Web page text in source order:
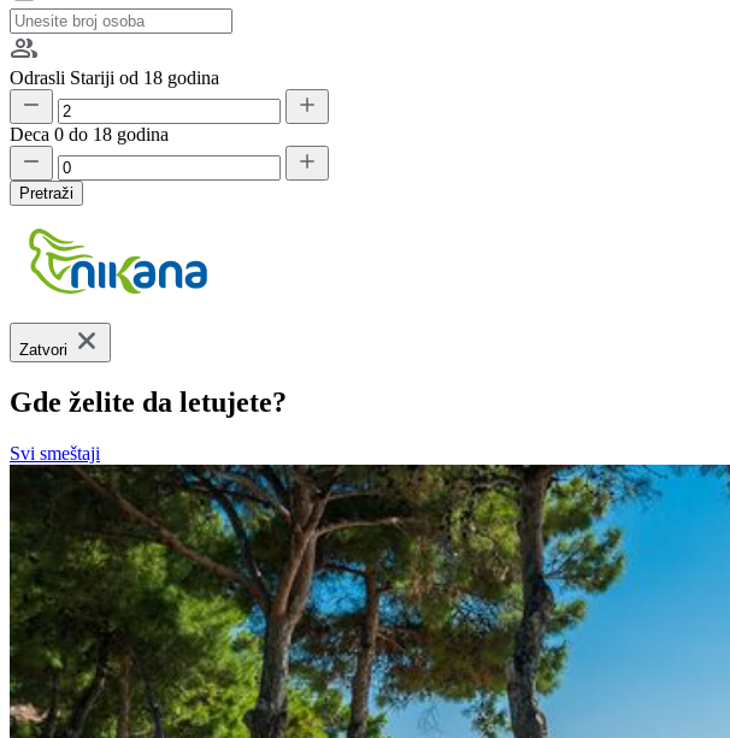
Odrasli Stariji od 18 godina
Deca 0 do 18 godina
Pretraži
Zatvori
Gde želite da letujete?
Svi smeštaji